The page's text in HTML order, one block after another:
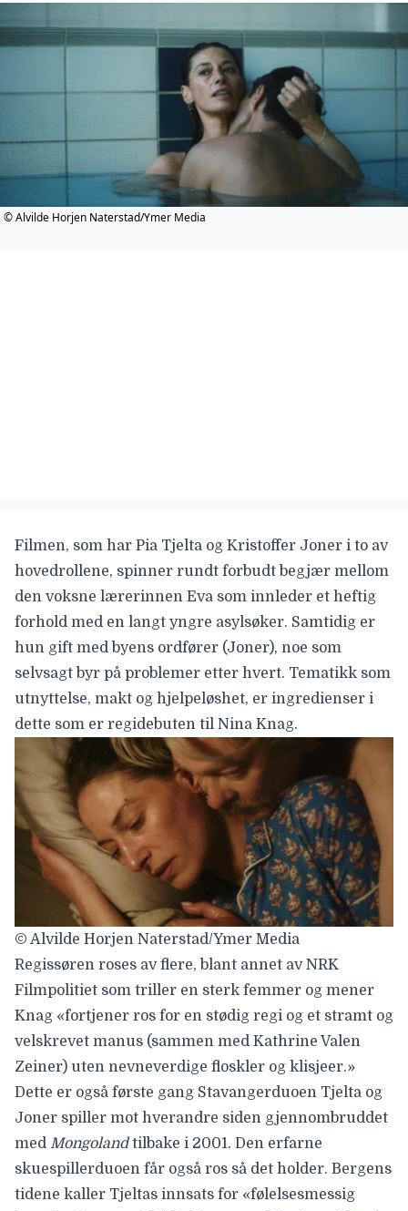
© Alvilde Horjen Naterstad/Ymer Media
Filmen, som har Pia Tjelta og Kristoffer Joner i to av
hovedrollene, spinner rundt forbudt begjær mellom
den voksne lærerinnen Eva som innleder et heftig
forhold med en langt yngre asylsøker. Samtidig er
hun gift med byens ordfører (Joner), noe som
selvsagt byr på problemer etter hvert. Tematikk som
utnyttelse, makt og hjelpeløshet, er ingredienser i
dette som er regidebuten til Nina Knag.
© Alvilde Horjen Naterstad/Ymer Media
Regissøren roses av flere, blant annet avNRK
Filmpolitiet som triller en sterk femmer og mener
Knag «fortjener ros for en stødig regi og et stramt og
velskrevet manus (sammen med Kathrine Valen
Zeiner) uten nevneverdige floskler og klisjeer.»
Dette er også første gang Stavangerduoen Tjelta og
Joner spiller mot hverandre siden gjennombruddet
med Mongolandtilbake i 2001. Den erfarne
skuespillerduoen får også ros så det holder. Bergens
tidene kaller Tjeltas innsats for «følelsesmessig